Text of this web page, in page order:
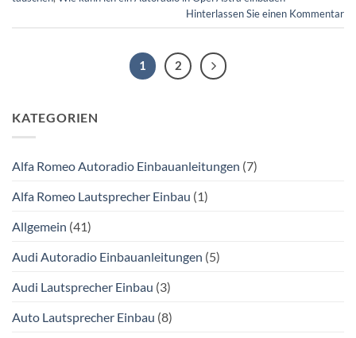
Hinterlassen Sie einen Kommentar
1 2
KATEGORIEN
Alfa Romeo Autoradio Einbauanleitungen (7)
Alfa Romeo Lautsprecher Einbau (1)
Allgemein (41)
Audi Autoradio Einbauanleitungen (5)
Audi Lautsprecher Einbau (3)
Auto Lautsprecher Einbau (8)